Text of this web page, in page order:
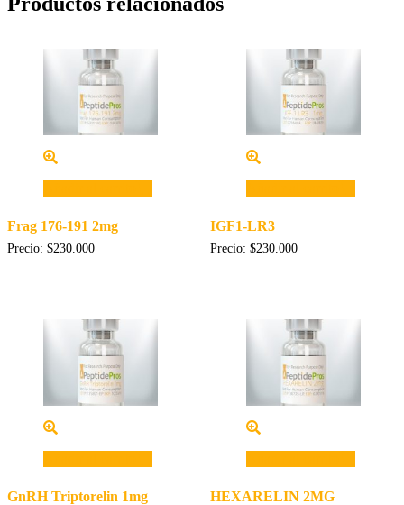
Frag 176-191 2mg
Precio: $230.000
IGF1-LR3
Precio: $230.000
GnRH Triptorelin 1mg HEXARELIN 2MG